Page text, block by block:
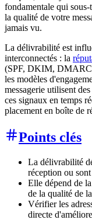
fondamentale qui
la qualité de votre
jamais vu.
La délivrabilité est
interconnectés : la
(SPF, DKIM,
les modèles
messagerie utilisent
ces signaux en temps
placement en boîte de
Points clés
La délivrabilité
réception ou
Elle dépend de
de la qualité de
Vérifier les
directe